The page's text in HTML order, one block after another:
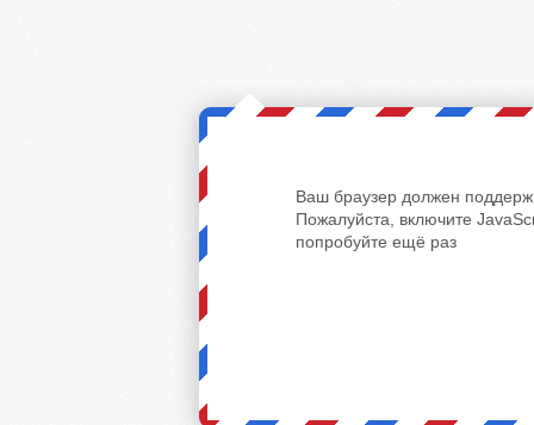
Ваш браузер должен
Пожалуйста, включите
попробуйте ещё раз